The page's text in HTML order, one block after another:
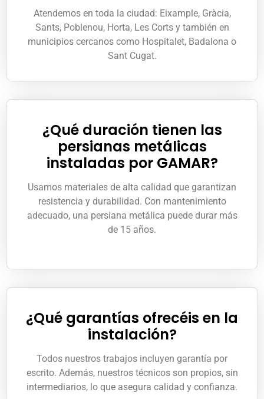
Atendemos en toda la ciudad: Eixample, Gràcia,
Sants, Poblenou, Horta, Les Corts y también en
municipios cercanos como Hospitalet, Badalona o
Sant Cugat.
¿Qué duración tienen las
persianas metálicas
instaladas por GAMAR?
Usamos materiales de alta calidad que garantizan
resistencia y durabilidad. Con mantenimiento
adecuado, una persiana metálica puede durar más
de 15 años.
¿Qué garantías ofrecéis en la
instalación?
Todos nuestros trabajos incluyen garantía por
escrito. Además, nuestros técnicos son propios, sin
intermediarios, lo que asegura calidad y confianza.